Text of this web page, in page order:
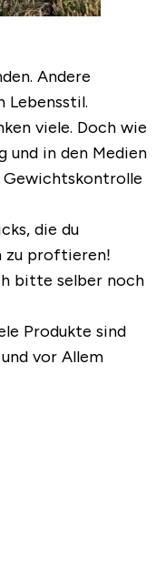
Andere
Lebensstil.
viele. Doch wie
und in den Medien
Gewichtskontrolle
die du
zu proftieren!
bitte selber noch
Produkte sind
vor Allem